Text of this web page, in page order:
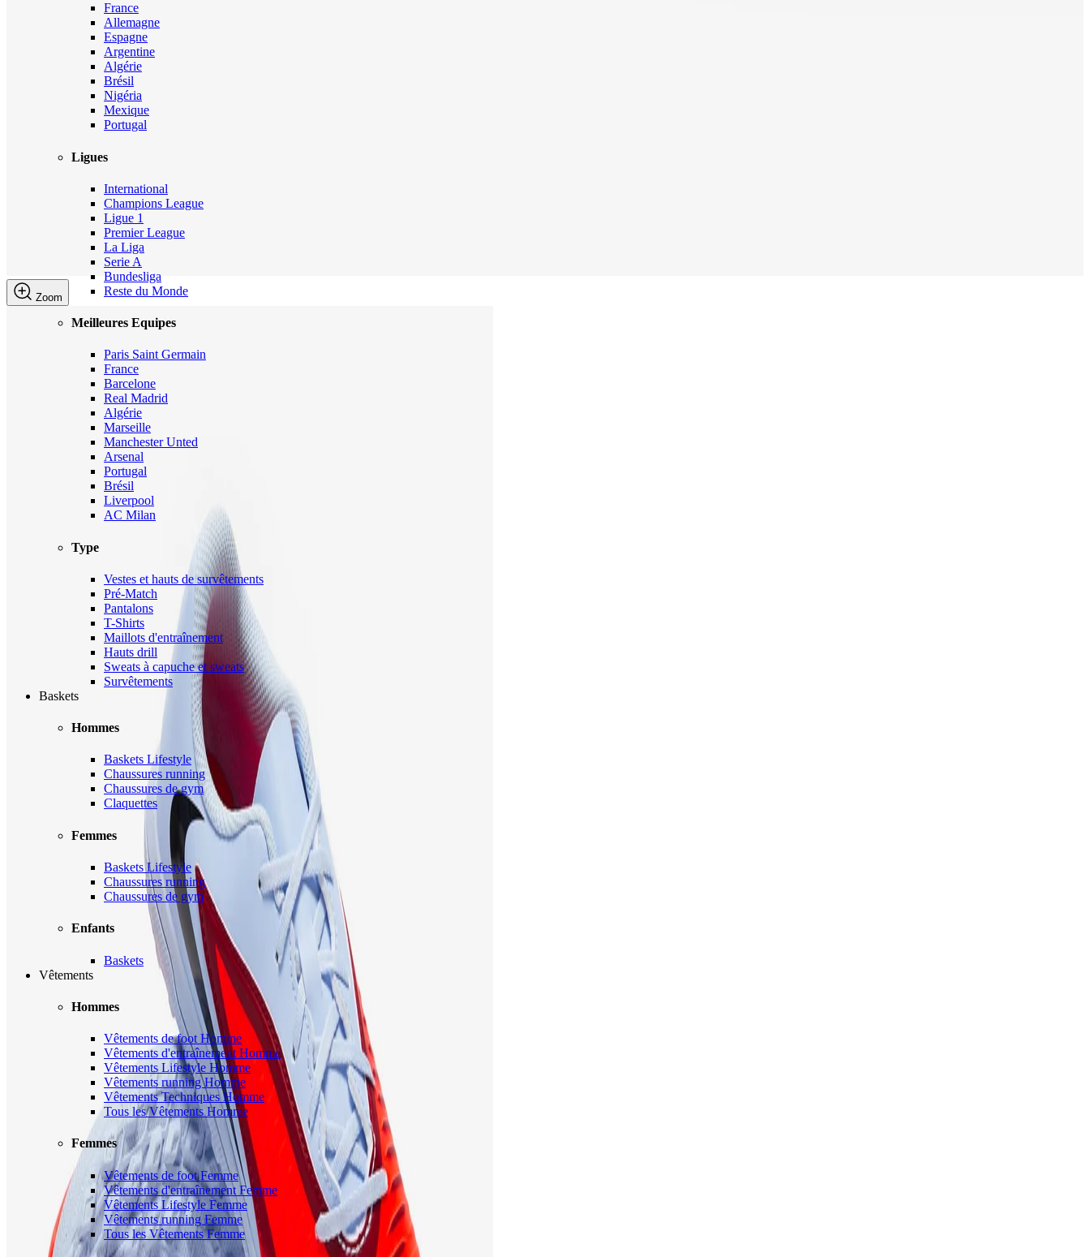
France
Allemagne
Espagne
Argentine
Algérie
Brésil
Nigéria
Mexique
Portugal
Ligues
International
Champions League
Ligue 1
Premier League
La Liga
Serie A
Bundesliga
Reste du Monde
Meilleures Equipes
Paris Saint Germain
France
Barcelone
Real Madrid
Algérie
Marseille
Manchester Unted
Arsenal
Portugal
Brésil
Liverpool
AC Milan
Type
Vestes et hauts de survêtements
Pré-Match
Pantalons
T-Shirts
Maillots d'entraînement
Hauts drill
Sweats à capuche et sweats
Survêtements
Baskets
Hommes
Baskets Lifestyle
Chaussures running
Chaussures de gym
Claquettes
Femmes
Baskets Lifestyle
Chaussures running
Chaussures de gym
Enfants
Baskets
Vêtements
Hommes
Vêtements de foot Homme
Vêtements d'entraînement Homme
Vêtements Lifestyle Homme
Vêtements running Homme
Vêtements Techniques Homme
Tous les Vêtements Homme
Femmes
Vêtements de foot Femme
Vêtements d'entraînement Femme
Vêtements Lifestyle Femme
Vêtements running Femme
Tous les Vêtements Femme
Zoom